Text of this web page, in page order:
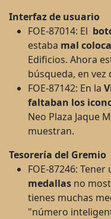
Interfaz de usuario
FOE-87014: El
estaba mal
Edificios. Ahora
búsqueda, en vez
FOE-87142: En la
faltaban los
Neo Plaza Jaque
muestran.
Tesorería del Gremio
FOE-87246:
medallas no
tienes muchas
"número